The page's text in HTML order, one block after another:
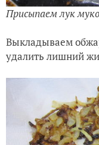
Присыпаем лук
Выкладываем
удалить лишний